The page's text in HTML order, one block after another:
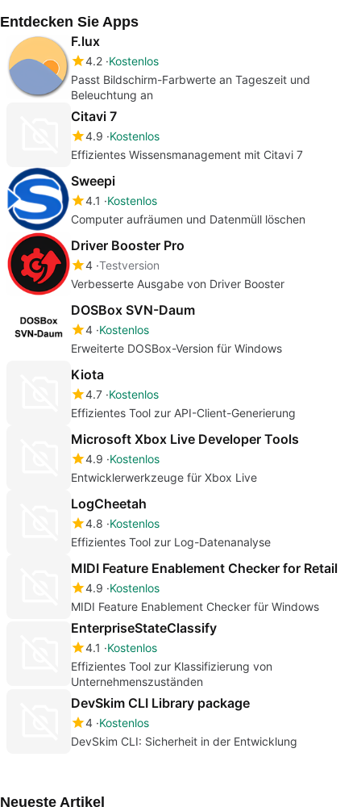
Entdecken Sie Apps
F.lux
4.2 Kostenlos
Passt Bildschirm-Farbwerte an Tageszeit und
Beleuchtung an
Citavi 7
4.9 Kostenlos
Effizientes Wissensmanagement mit Citavi 7
Sweepi
4.1
Kostenlos
Computer aufräumen und Datenmüll löschen
Driver Booster Pro
4 Testversion
Verbesserte Ausgabe von Driver Booster
DOSBox SVN-Daum
4 Kostenlos
Erweiterte DOSBox-Version für Windows
Kiota
4.7 Kostenlos
Effizientes Tool zur API-Client-Generierung
Microsoft Xbox Live Developer Tools
4.9 Kostenlos
Entwicklerwerkzeuge für Xbox Live
LogCheetah
4.8 Kostenlos
Effizientes Tool zur Log-Datenanalyse
MIDI Feature Enablement Checker for Retail
4.9 Kostenlos
MIDI Feature Enablement Checker für Windows
EnterpriseStateClassify
4.1
Kostenlos
Effizientes Tool zur Klassifizierung von
Unternehmenszuständen
DevSkim CLI Library package
4 Kostenlos
DevSkim CLI: Sicherheit in der Entwicklung
Neueste Artikel